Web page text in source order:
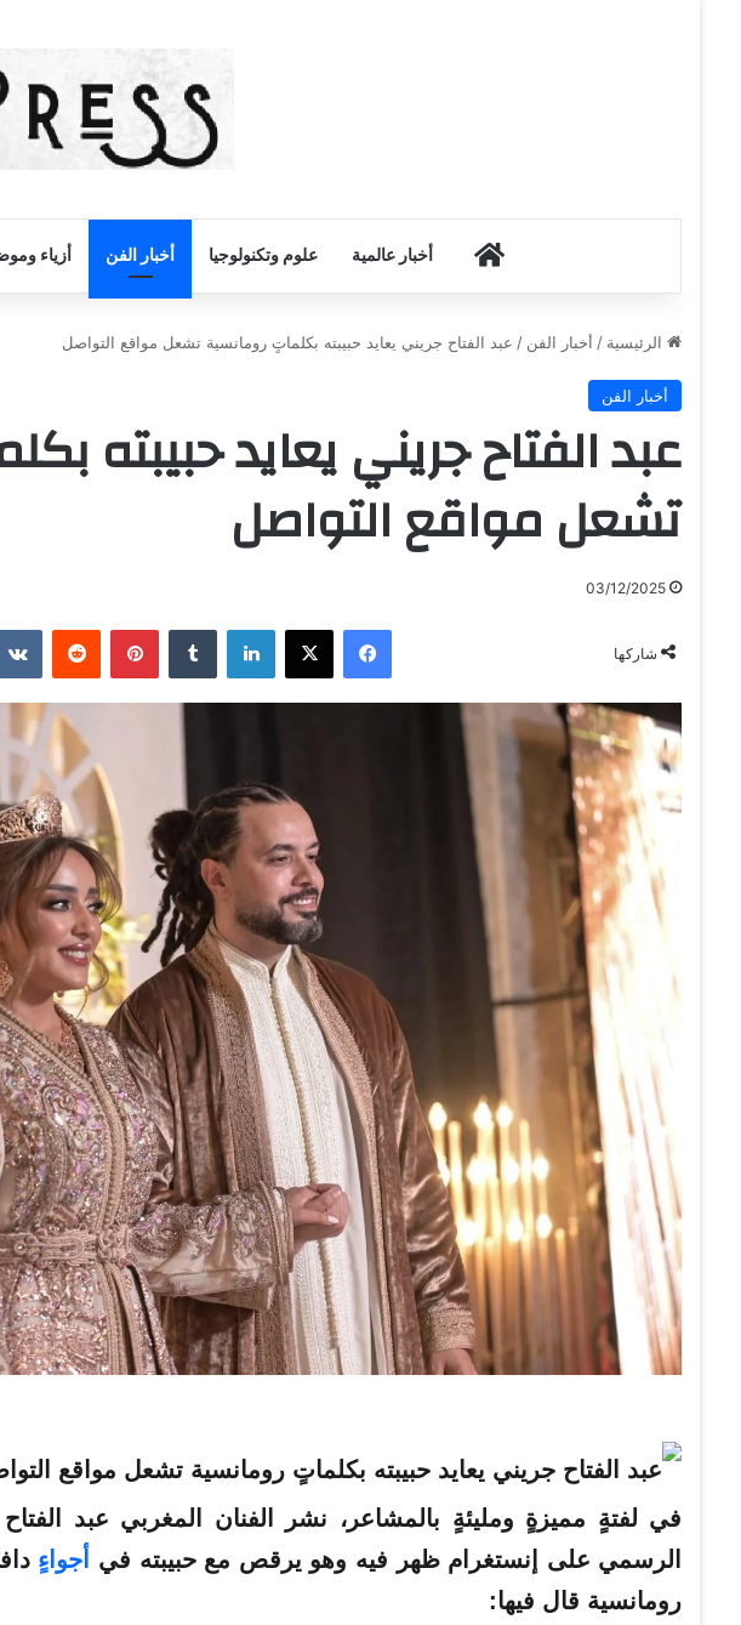
أخبار الكويت
أخبار عالمية علوم وتكنولوجيا أخبار الفن أزياء
الرئيسية / أخبار الفن / عبد الفتاح جريني يعايد حبيبته بكلماتٍ رومانسية تشعل مواقع التواصل
أخبار الفن
عبد الفتاح جريني يعايد حبيبته
تشعل مواقع التواصل
03/12/2025
شاركها
فيسبوك ‫X لينكدإن ‏Tumblr بينتيريست ‏Reddit
في لفتةٍ مميزةٍ ومليئةٍ بالمشاعر، نشر الفنان المغربي عبد
الرسمي على إنستغرام ظهر فيه وهو يرقص مع حبيبته في
أجواء
رومانسية قال فيها: